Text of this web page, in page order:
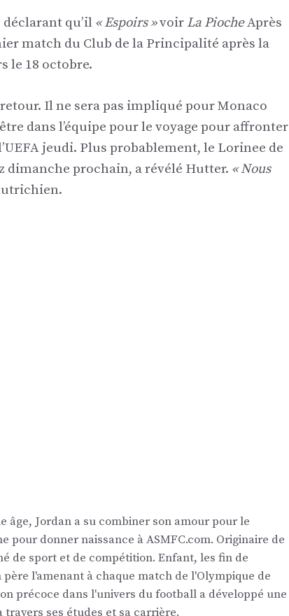
qu’il « Espoirs »voir La PiocheAprès
match du Club de la Principalité après la
le 18 octobre.
Il ne sera pas impliqué pour Monaco
dans l’équipe pour le voyage pour affronter
jeudi. Plus probablement, le Lorinee de
dimanche prochain, a révélé Hutter. « Nous
âge, Jordan a su combiner son amour pour le
donner naissance à ASMFC.com. Originaire de
de sport et de compétition. Enfant, les fin de
l'amenant à chaque match de l'Olympique de
précoce dans l'univers du football a développé une